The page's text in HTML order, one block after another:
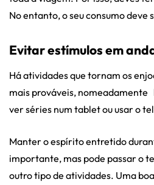
No entanto, o seu consumo deve
Evitar estímulos em
Há atividades que tornam os
mais prováveis, nomeadamente
ver séries num tablet ou usar o
Manter o espírito entretido
importante, mas pode passar o
outro tipo de atividades. Uma